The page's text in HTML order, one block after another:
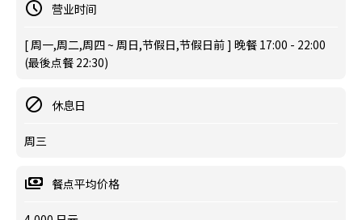
营业时间
[ 周一,周二,周四 ~ 周日,节假日,节假日前 ] 晚餐 17:00 - 22:00
(最後点餐 22:30)
休息日
周三
餐点平均价格